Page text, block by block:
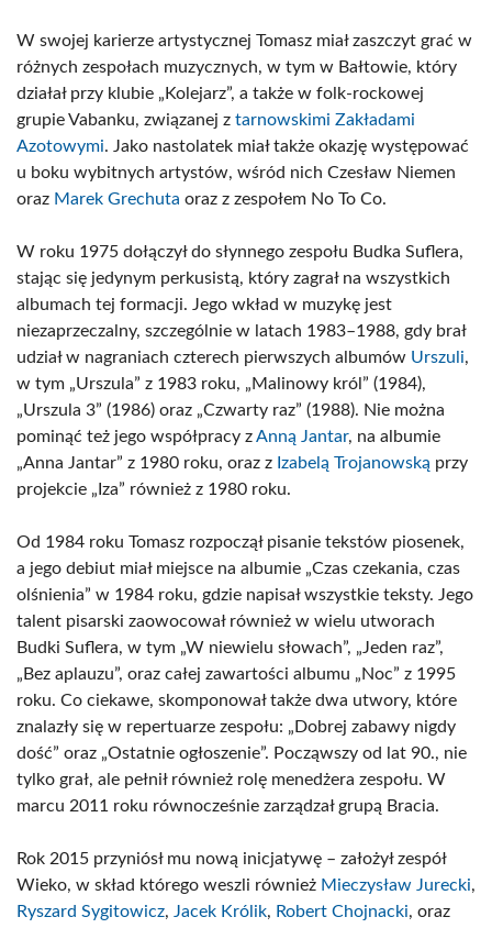
W swojej karierze artystycznej Tomasz miał zaszczyt grać w
różnych zespołach muzycznych, w tym w Bałtowie, który
działał przy klubie „Kolejarz”, a także w folk-rockowej
grupie Vabanku, związanej z tarnowskimi Zakładami
Azotowymi. Jako nastolatek miał także okazję występować
u boku wybitnych artystów, wśród nich Czesław Niemen
oraz Marek Grechuta oraz z zespołem No To Co.
W roku 1975 dołączył do słynnego zespołu Budka Suflera,
stając się jedynym perkusistą, który zagrał na wszystkich
albumach tej formacji. Jego wkład w muzykę jest
niezaprzeczalny, szczególnie w latach 1983–1988, gdy brał
udział w nagraniach czterech pierwszych albumów Urszuli,
w tym „Urszula” z 1983 roku, „Malinowy król” (1984),
„Urszula 3” (1986) oraz „Czwarty raz” (1988). Nie można
pominąć też jego współpracy zAnną Jantar, na albumie
„Anna Jantar” z 1980 roku, oraz z Izabelą Trojanowską przy
projekcie „Iza” również z 1980 roku.
Od 1984 roku Tomasz rozpoczął pisanie tekstów piosenek,
a jego debiut miał miejsce na albumie „Czas czekania, czas
olśnienia” w 1984 roku, gdzie napisał wszystkie teksty. Jego
talent pisarski zaowocował również w wielu utworach
Budki Suflera, w tym „W niewielu słowach”, „Jeden raz”,
„Bez aplauzu”, oraz całej zawartości albumu „Noc” z 1995
roku. Co ciekawe, skomponował także dwa utwory, które
znalazły się w repertuarze zespołu: „Dobrej zabawy nigdy
dość” oraz „Ostatnie ogłoszenie”. Począwszy od lat 90., nie
tylko grał, ale pełnił również rolę menedżera zespołu. W
marcu 2011 roku równocześnie zarządzał grupą Bracia.
Rok 2015 przyniósł mu nową inicjatywę – założył zespół
Wieko, w skład którego weszli również Mieczysław Jurecki,
Ryszard Sygitowicz, Jacek Królik, Robert Chojnacki, oraz